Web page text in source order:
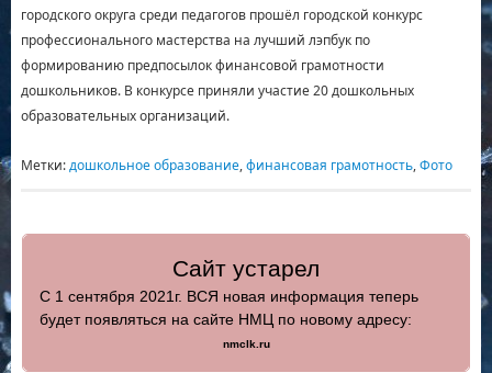
городского округа среди педагогов прошёл городской конкурс
профессионального мастерства на лучший лэпбук по
формированию предпосылок финансовой грамотности
дошкольников. В конкурсе приняли участие 20 дошкольных
образовательных организаций.
Метки:дошкольное образование,финансовая грамотность,Фото
Сайт устарел
С 1 сентября 2021г. ВСЯ новая информация теперь
будет появляться на сайте НМЦ по новому адресу:
nmclk.ru